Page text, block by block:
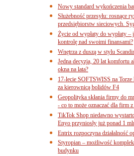
Nowy standard wykończenia
Służebność przesyłu: rosnące
przedsiębiorstw sieciowych.
Życie od wypłaty do wypłaty –
kontrolę nad swoimi finansami?
Wnętrza z duszą w stylu
Jedna decyzja, 20 lat komfortu
okna na lata?
17-lecie SOFTSWISS na Torze
za kierownicą bolidów F4
Geopolityka skłania firmy do
- co to może oznaczać dla firm
TikTok Shop niedawno
Enyo przyniosły już ponad 1
Entrix rozpoczyna działalność
Styropian – możliwość
budynku